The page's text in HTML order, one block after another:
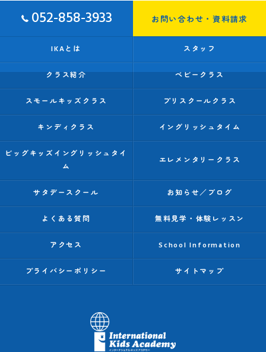
052-858-3933 お問い合わせ・資料請求
IKAとは スタッフ
クラス紹介 ベビークラス
スモールキッズクラス プリスクールクラス
キンディクラス イングリッシュタイム
ビッグキッズイングリッシュタイ
ム
エレメンタリークラス
サタデースクール お知らせ／ブログ
よくある質問 無料見学・体験レッスン
アクセス School Information
プライバシーポリシー サイトマップ